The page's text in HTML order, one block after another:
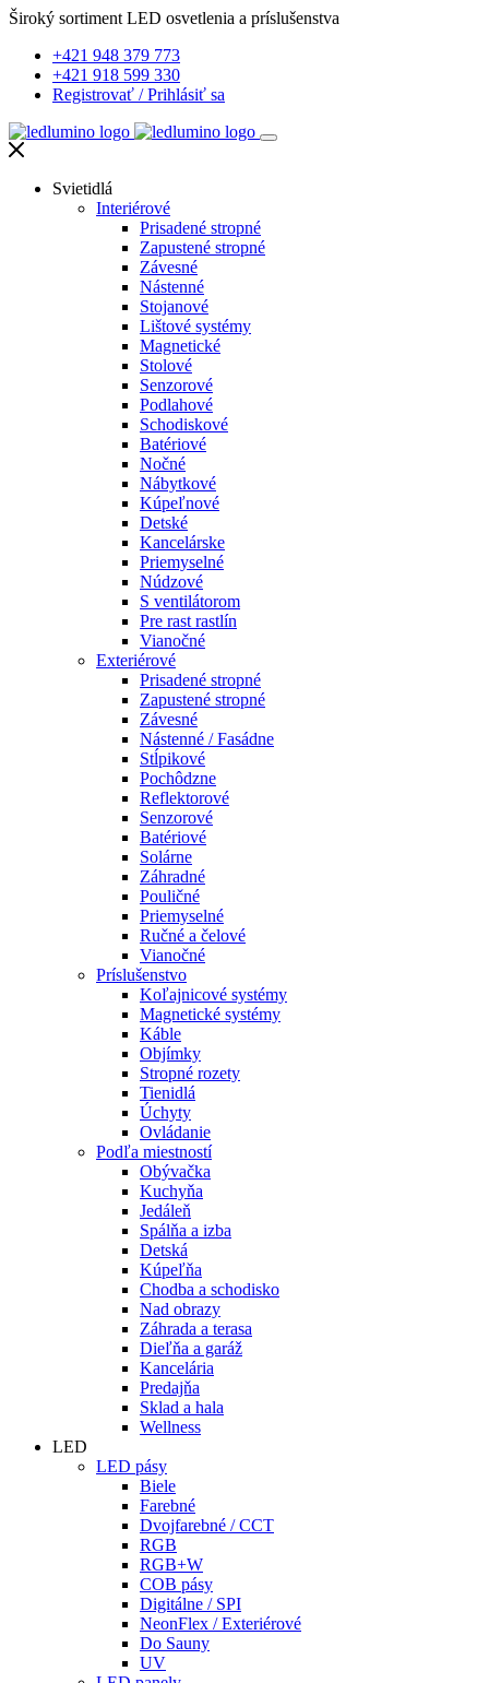
Široký sortiment LED osvetlenia a príslušenstva
+421 948 379 773
+421 918 599 330
Registrovať /Prihlásiť sa
Svietidlá
Interiérové
Prisadené stropné
Zapustené stropné
Závesné
Nástenné
Stojanové
Lištové systémy
Magnetické
Stolové
Senzorové
Podlahové
Schodiskové
Batériové
Nočné
Nábytkové
Kúpeľnové
Detské
Kancelárske
Priemyselné
Núdzové
S ventilátorom
Pre rast rastlín
Vianočné
Exteriérové
Prisadené stropné
Zapustené stropné
Závesné
Nástenné / Fasádne
Stĺpikové
Pochôdzne
Reflektorové
Senzorové
Batériové
Solárne
Záhradné
Pouličné
Priemyselné
Ručné a čelové
Vianočné
Príslušenstvo
Koľajnicové systémy
Magnetické systémy
Káble
Objímky
Stropné rozety
Tienidlá
Úchyty
Ovládanie
Podľa miestností
Obývačka
Kuchyňa
Jedáleň
Spálňa a izba
Detská
Kúpeľňa
Chodba a schodisko
Nad obrazy
Záhrada a terasa
Dieľňa a garáž
Kancelária
Predajňa
Sklad a hala
Wellness
LED
LED pásy
Biele
Farebné
Dvojfarebné / CCT
RGB
RGB+W
COB pásy
Digitálne / SPI
NeonFlex / Exteriérové
Do Sauny
UV